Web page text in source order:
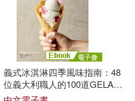
義式冰淇淋四季風味指南：48
位義大利職人的100道GELATO
食譜選集 (電子書)